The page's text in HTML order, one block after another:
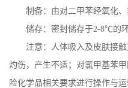
制备：由对二甲苯经氧化
储存：密封储存于2-8℃的
注意：人体吸入及皮肤接
灼伤，产生不适；对氯甲基苯
险化学品相关要求进行操作与